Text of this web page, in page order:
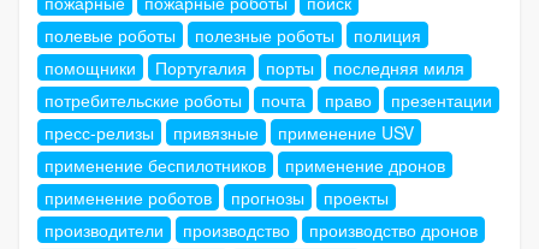
полевые роботы
полезные роботы
полиция
помощники
Португалия порты
последняя миля
потребительские роботы
почта право
презентации
пресс-релизы
привязные
применение USV
применение беспилотников
применение дронов
применение роботов
прогнозы
проекты
производители
производство
производство дронов